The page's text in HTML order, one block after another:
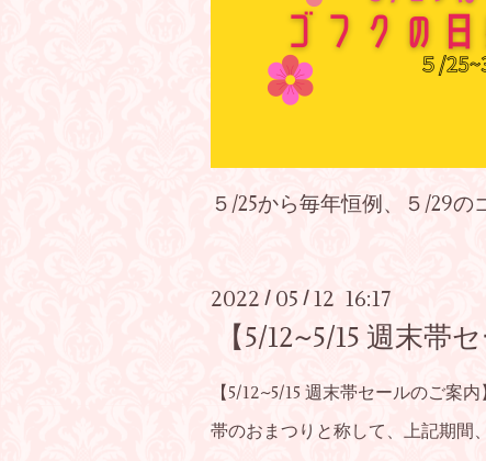
５/25から毎年恒例、５/29
2022 / 05 / 12 16:17
【5/12~5/15 週末帯
【5/12~5/15 週末帯セールのご案内】
帯のおまつりと称して、上記期間